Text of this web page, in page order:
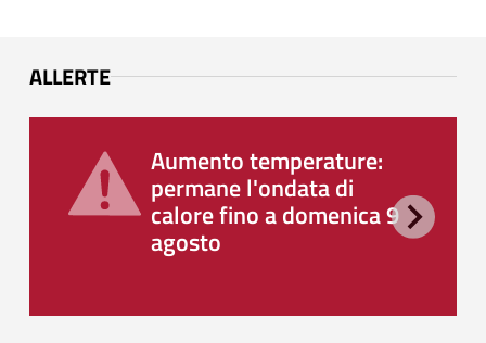
ALLERTE
Aumento temperature:
permane l'ondata di
calore fino a domenica 9
agosto